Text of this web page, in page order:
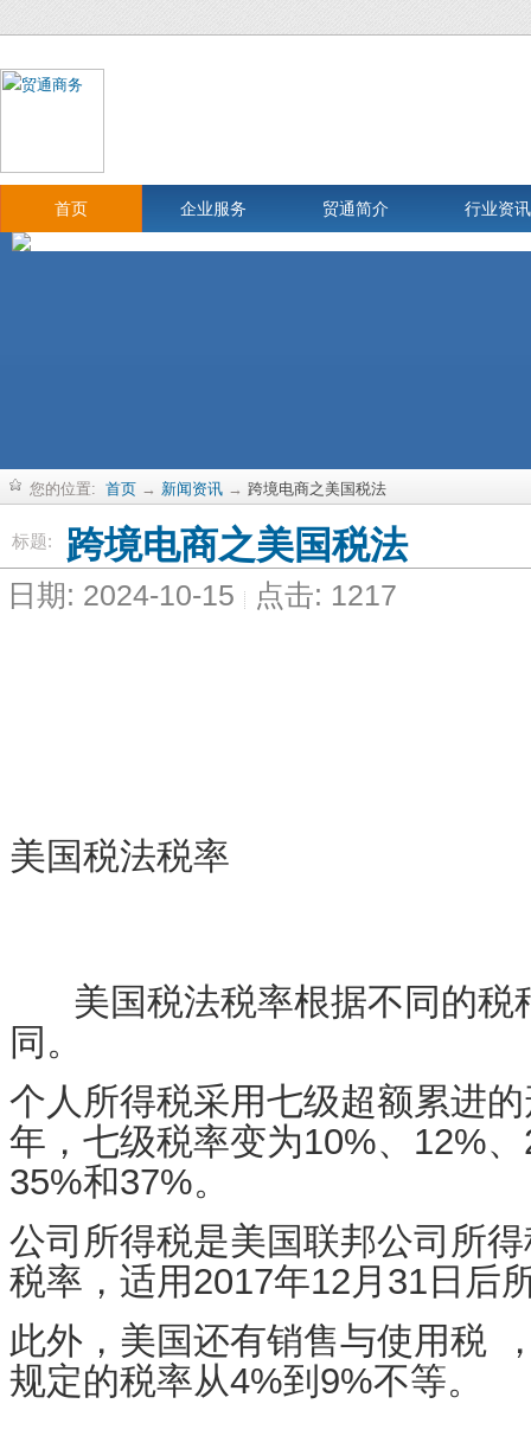
首页 企业服务 贸通简介 行业资讯
您的位置: 首页 → 新闻资讯 → 跨境电商之美国税法
标题: 跨境电商之美国税法
日期: 2024-10-15 点击: 1217
美国税法税率
美国税法税率根据不同的税
同。
个人所得税采用七级超额累进
年，七级税率变为10%、12%
35%和37%。
公司所得税是美国联邦公司所
税率，适用2017年12月31日后
此外，美国还有销售与使用税
规定的税率从4%到9%不等。